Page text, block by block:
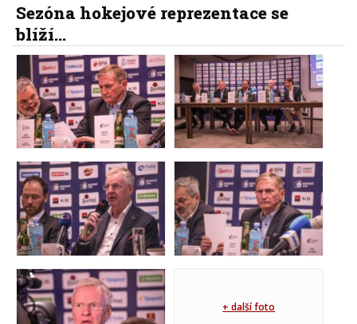
Sezóna hokejové reprezentace se
blíží...
+ další foto